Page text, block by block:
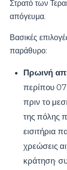
Στρατό των
απόγευμα.
Βασικές
παράθυρο:
Πρωινή
περίπου
πριν το
της πόλης
εισιτήρια
χρεώσεις
κράτηση·